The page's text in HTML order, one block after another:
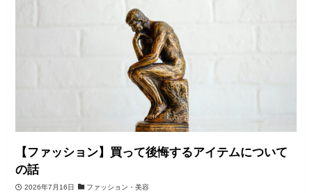
【ファッション】買って後悔するアイテムについて
の話
2026年7月16日 ファッション・美容